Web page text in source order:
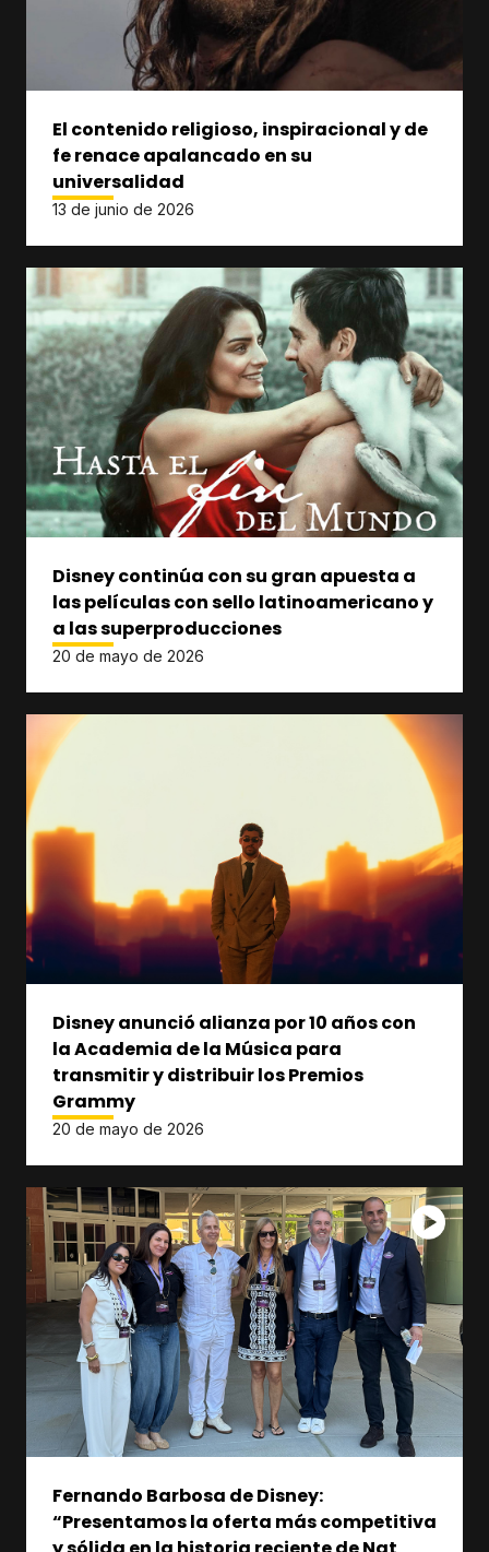
El contenido religioso, inspiracional y de
fe renace apalancado en su
universalidad
13 de junio de 2026
Disney continúa con su gran apuesta a
las películas con sello latinoamericano y
a las superproducciones
20 de mayo de 2026
Disney anunció alianza por 10 años con
la Academia de la Música para
transmitir y distribuir los Premios
Grammy
20 de mayo de 2026
Fernando Barbosa de Disney:
“Presentamos la oferta más competitiva